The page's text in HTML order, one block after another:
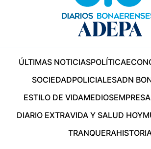
ÚLTIMAS NOTICIASPOLÍTICA
SOCIEDADPOLICIALESADN
ESTILO DE VIDAMEDIOS
DIARIO EXTRAVIDA Y SALUD HOY
TRANQUERA